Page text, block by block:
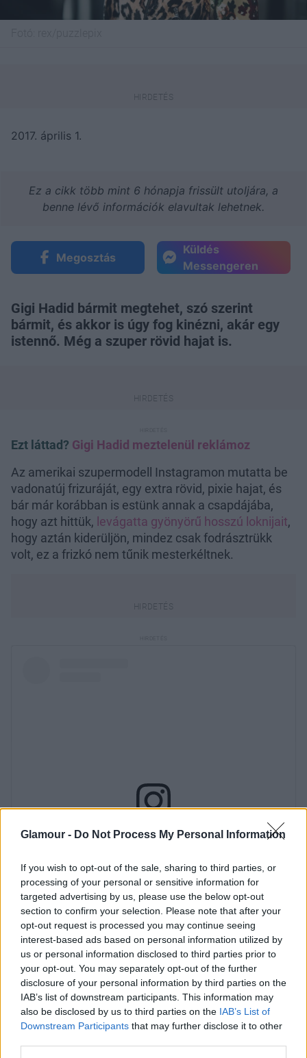
Glamour - Do Not Process My Personal Information
If you wish to opt-out of the sale, sharing to third parties, or
processing of your personal or sensitive information for
targeted advertising by us, please use the below opt-out
section to confirm your selection. Please note that after your
opt-out request is processed you may continue seeing
interest-based ads based on personal information utilized by
us or personal information disclosed to third parties prior to
your opt-out. You may separately opt-out of the further
disclosure of your personal information by third parties on the
IAB’s list of downstream participants. This information may
also be disclosed by us to third parties on the IAB’s List of
Downstream Participants that may further disclose it to other
2017. április 1.
Ez a cikk több mint 6 hónapja frissült utoljára, a
benne lévő információk elavultak lehetnek.
Megosztás
Küldés
Messengeren
Gigi Hadid bármit megtehet, szó szerint
bármit, és akkor is úgy fog kinézni, akár egy
istennő. Még a szuper rövid hajat is.
Ezt láttad? Gigi Hadid meztelenül reklámoz
Az amerikai szupermodell Instagramon mutatta be
vadonatúj frizuráját, egy extra rövid, pixie hajat, és
bár már korábban is estünk annak a csapdájába,
hogy azt hittük, levágatta gyönyörű hosszú loknijait,
hogy aztán kiderüljön, mindez csak fodrásztrükk
volt, ez a frizkó nem tűnik mesterkéltnek.
Persze, az is lehet, hogy csak egy nagyon hatásos